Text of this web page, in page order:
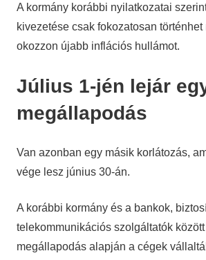
A kormány korábbi nyilatkozatai
kivezetése csak fokozatosan
okozzon újabb inflációs hullámot.
Július 1-jén lejár
megállapodás
Van azonban egy másik korlátozás,
vége lesz június 30-án.
A korábbi kormány és a bankok,
telekommunikációs szolgáltatók
megállapodás alapján a cégek